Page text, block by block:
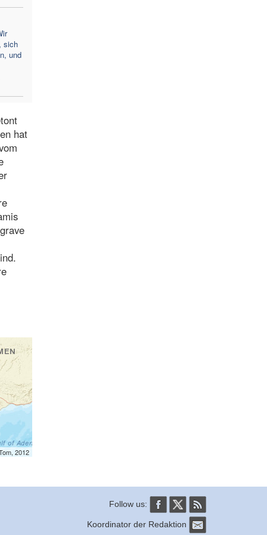
sich
und
hat
2012
Follow us:
Koordinator der Redaktion